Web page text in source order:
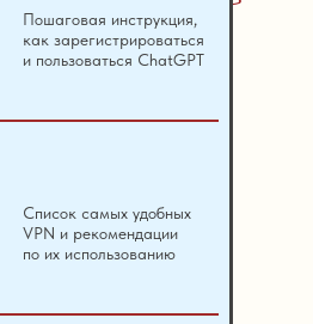
Пошаговая инструкция,
как зарегистрироваться
и пользоваться СhatGPT
Список самых удобных
VPN и рекомендации
по их использованию